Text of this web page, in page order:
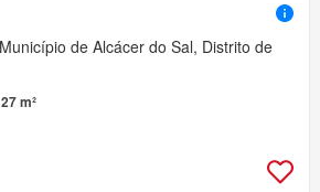
de Alcácer do Sal, Distrito de
m²